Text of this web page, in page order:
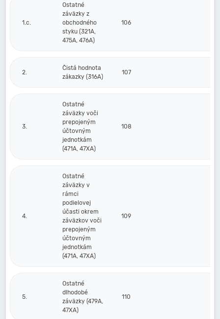
1.c.
Ostatné
záväzky z
obchodného
styku (321A,
475A, 476A)
106
2.
Čistá hodnota
zákazky (316A)
107
3.
Ostatné
záväzky voči
prepojeným
účtovným
jednotkám
(471A, 47XA)
108
4.
Ostatné
záväzky v
rámci
podielovej
účasti okrem
záväzkov voči
prepojeným
účtovným
jednotkám
(471A, 47XA)
109
5.
Ostatné
dlhodobé
záväzky (479A,
47XA)
110